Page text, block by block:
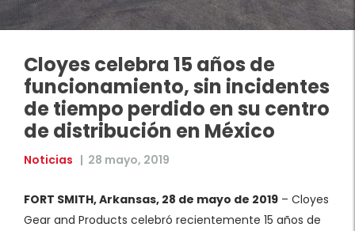
Cloyes celebra 15 años de
funcionamiento, sin incidentes
de tiempo perdido en su centro
de distribución en México
Noticias | 28 mayo, 2019
FORT SMITH, Arkansas, 28 de mayo de 2019 – Cloyes
Gear and Products celebró recientemente 15 años de